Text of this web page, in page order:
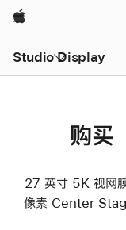
Apple
Studio Display
购
27 英寸 5K 视网
像素 Center